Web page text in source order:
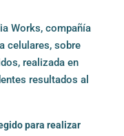
Works, compañía
celulares, sobre
realizada en
resultados al
para realizar